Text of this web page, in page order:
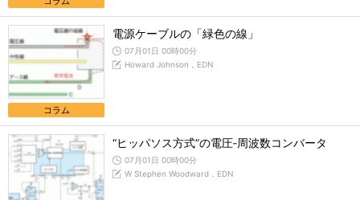
コラム
電源ケーブルの「緑色の線」
07月01日 00時00分
Howard Johnson，EDN
“ヒッパソス方式”の電圧‐周波数コンバータ
07月01日 00時00分
W Stephen Woodward，EDN